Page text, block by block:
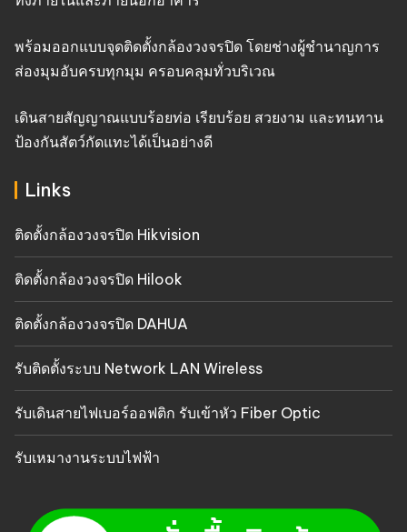
พร้อมออกแบบจุดติดตั้งกล้องวงจรปิด โดยช่างผู้ชำนาญการ
ส่องมุมอับครบทุกมุม ครอบคลุมทั่วบริเวณ
เดินสายสัญญาณแบบร้อยท่อ เรียบร้อย สวยงาม และทนทาน
ป้องกันสัตว์กัดแทะได้เป็นอย่างดี
Links
ติดตั้งกล้องวงจรปิด Hikvision
ติดตั้งกล้องวงจรปิด Hilook
ติดตั้งกล้องวงจรปิด DAHUA
รับติดตั้งระบบ Network LAN Wireless
รับเดินสายไฟเบอร์ออฟติก รับเข้าหัว Fiber Optic
รับเหมางานระบบไฟฟ้า